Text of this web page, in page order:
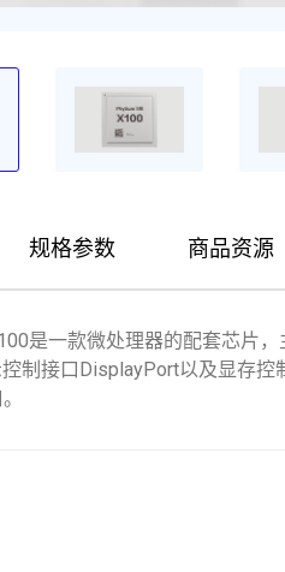
规格参数 商品资源
是一款微处理器的配套芯片
制接口DisplayPort以及显存控